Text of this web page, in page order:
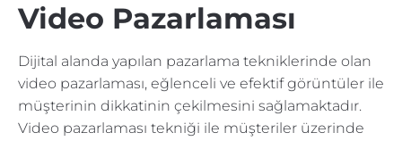
Video Pazarlaması
Dijital alanda yapılan pazarlama tekniklerinde olan
video pazarlaması, eğlenceli ve efektif görüntüler ile
müşterinin dikkatinin çekilmesini sağlamaktadır.
Video pazarlaması tekniği ile müşteriler üzerinde